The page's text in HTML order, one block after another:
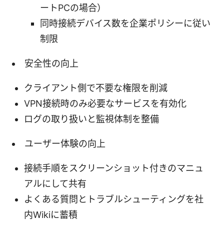
ートPCの場合）
同時接続デバイス数を企業ポリシーに従い
制限
安全性の向上
クライアント側で不要な権限を削減
VPN接続時のみ必要なサービスを有効化
ログの取り扱いと監視体制を整備
ユーザー体験の向上
接続手順をスクリーンショット付きのマニュ
アルにして共有
よくある質問とトラブルシューティングを社
内Wikiに蓄積